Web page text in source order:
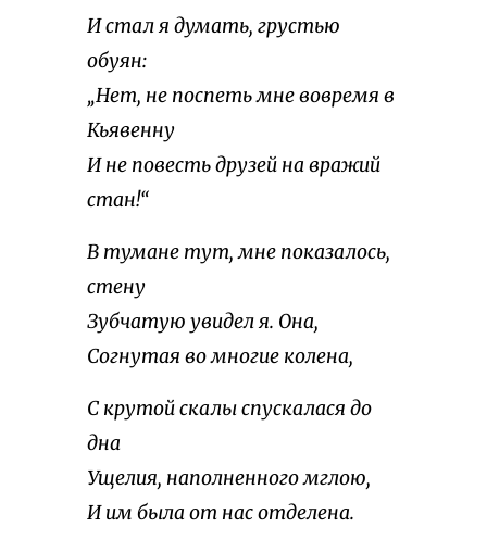
И стал я думать, грустью
обуян:
„Нет, не поспеть мне вовремя в
Кьявенну
И не повесть друзей на вражий
стан!“
В тумане тут, мне показалось,
стену
Зубчатую увидел я. Она,
Согнутая во многие колена,
С крутой скалы спускалася до
дна
Ущелия, наполненного мглою,
И им была от нас отделена.